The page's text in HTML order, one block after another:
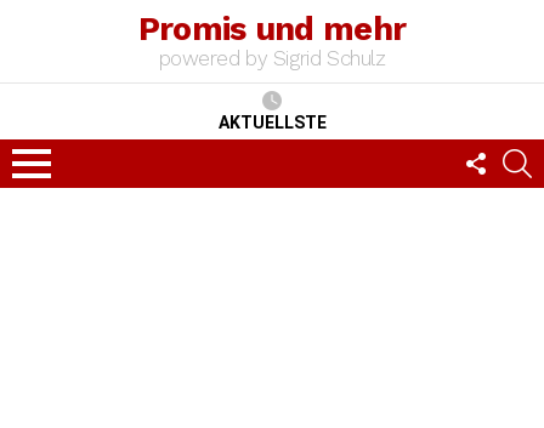
Promis und mehr
powered by Sigrid Schulz
AKTUELLSTE
Menu
US